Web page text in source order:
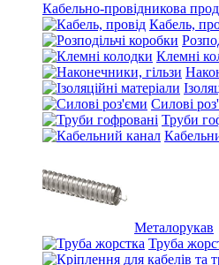
Кабельно-провідникова
Кабель,
Клемні
Силові
Труби
Металорукав
Труба